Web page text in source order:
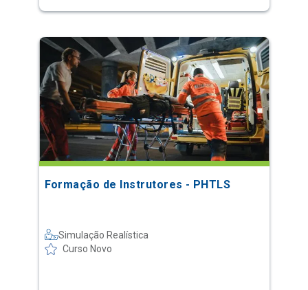
Formação de Instrutores - PHTLS
Simulação Realística
Curso Novo